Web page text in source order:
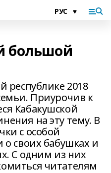
большой
республике 2018
Приурочив к
Кабакушской
на эту тему. В
с особой
о своих бабушках и
С одним из них
читателям